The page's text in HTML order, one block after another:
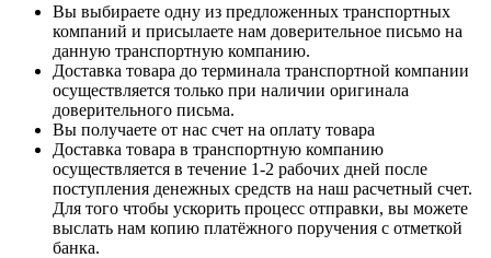
Вы выбираете одну из предложенных транспортных
компаний и присылаете нам доверительное письмо на
данную транспортную компанию.
Доставка товара до терминала транспортной компании
осуществляется только при наличии оригинала
доверительного письма.
Вы получаете от нас счет на оплату товара
Доставка товара в транспортную компанию
осуществляется в течение 1-2 рабочих дней после
поступления денежных средств на наш расчетный счет.
Для того чтобы ускорить процесс отправки, вы можете
выслать нам копию платёжного поручения с отметкой
банка.